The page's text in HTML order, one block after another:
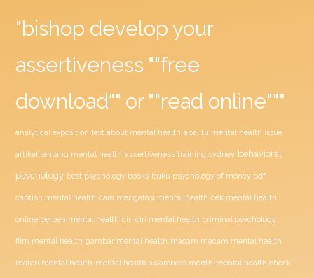
"bishop develop your
assertiveness ""free
download"" or ""read online"""
analytical exposition text about mental health apa itu mental health issue
artikel tentang mental health assertiveness training sydney behavioral
psychology best psychology books buku psychology of money pdf
caption mental health cara mengatasi mental health cek mental health
online cerpen mental health ciri ciri mental health criminal psychology
film mental health gambar mental health macam macam mental health
materi mental health mental health awareness month mental health check